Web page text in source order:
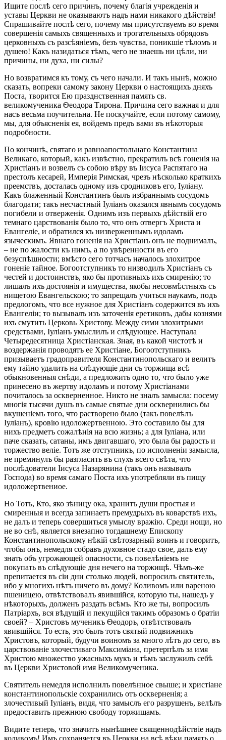
Ищите послѣ сего причинъ, почему благія учрежденія и
уставы Церкви не оказываютъ надъ нами никакого дѣйствія!
Спрашивайте послѣ сего, почему мы присутствуемъ во время
совершенія самыхъ священныхъ и трогательныхъ обрядовъ
церковныхъ съ разсѣяніемъ, безъ чувства, поникшіе тѣломъ и
душею! Какъ назидаться тѣмъ, чего не знаешь ни цѣли, ни
причины, ни духа, ни силы?
Но возвратимся къ тому, съ чего начали. И такъ нынѣ, можно
сказать, вопреки самому закону Церкви о настоящихъ дняхъ
Поста, творится Ею празднственная память св.
великомученика Ѳеодора Тирона. Причина сего важная и для
насъ весьма поучительна. Не поскучайте, если потому самому,
мы, для объясненія ея, войдемъ предъ вами въ нѣкоторыя
подробности.
По кончинѣ, святаго и равноапостольнаго Константина
Великаго, который, какъ извѣстно, прекратилъ всѣ гоненія на
Христіанъ и возвелъ съ собою вѣру въ Іисуса Распятаго на
престолъ кесарей, Имперія Римская, чрезъ нѣсколько краткихъ
преемствъ, досталась одному изъ сродниковъ его, Іуліану.
Какъ блаженный Константинъ былъ избраннымъ сосудомъ
благодати; такъ несчастный Іуліанъ оказался явнымъ сосудомъ
погибели и отверженія. Однимъ изъ первыхъ дѣйствій его
темнаго царствованія было то, что онъ отвергъ Христа и
Евангеліе, и обратился къ низверженнымъ идоламъ
языческимъ. Явнаго гоненія на Христіанъ онъ не поднималъ,
– не по жалости къ нимъ, а по увѣренности въ его
безуспѣшности; вмѣсто сего тотчасъ началось злохитрое
гоненіе тайное. Богоотступникъ то низводилъ Христіанъ съ
честей и достоинствъ, яко бы противныхъ ихъ смиренію; то
лишалъ ихъ достоянія и имущества, якобы несовмѣстныхъ съ
нищетою Евангельскою; то запрещалъ учиться наукамъ, подъ
предлогомъ, что все нужное для Христіанъ содержится въ ихъ
Евангеліи; то вызывалъ изъ заточенія еретиковъ, дабы кознями
ихъ смутить Церковь Христову. Между сими злохитрыми
средствами, Іуліанъ умыслилъ и слѣдующее. Наступала
Четыредесятница Христіанская. Зная, въ какой чистотѣ и
воздержанія проводятъ ее Христіане, Богоотступникъ
призываетъ градоправителя Константинопольскаго и велитъ
ему тайно удалить на слѣдующіе дни съ торжища всѣ
обыкновенныя снѣди, а предложить одно то, что было уже
принесено въ жертву идоламъ и потому Христіанами
почиталось за оскверненное. Никто не зналъ замысла: посему
многія тысячи душъ въ самые святые дни осквернились бы
вкушеніемъ того, что растворено было (такъ повелѣлъ
Іуліанъ), кровію идоложертвенною. Это составило бы для
нихъ предметъ сожалѣнія на всю жизнь; а для Іуліана, или
паче сказать, сатаны, имъ двигавшаго, это была бы радость и
торжество веліе. Тотъ же отступникъ, по исполненіи замысла,
не преминулъ бы разгласить въ слухъ всего свѣта, что
послѣдователи Іисуса Назарянина (такъ онъ называлъ
Господа) во время самаго Поста ихъ употребляли въ пищу
идоложертвениое.
Но Тотъ, Кто, яко зѣницу ока, хранитъ души простыя и
смиренныя и всегда запинаетъ премудрыхъ въ коварствѣ ихъ,
не далъ и теперь совершиться умыслу вражію. Среди нощи, но
не во снѣ, является внезапно тогдашнему Епископу
Константинопольскому нѣкій свѣтозарный воинъ и говоритъ,
чтобы онъ, немедля собравъ духовное стадо свое, далъ ему
знать объ угрожающей опасности, съ повелѣніемъ не
покупать въ слѣдующіе дня нечего на торжищѣ. Чѣмъ-же
препитается въ сіи дни столько людей, вопросилъ святитель,
ибо у многихъ нѣтъ ничего въ дому? Коливомъ или вареною
пшеницею, отвѣтствовалъ явившійся, которую ты, нашедъ у
нѣкоторыхъ, долженъ раздать всѣмъ. Кто же ты, вопросилъ
Патріархъ, вся вѣдущій и пекущійся такимъ образомъ о братіи
своей? – Христовъ мученикъ Ѳеодоръ, отвѣтствовалъ
явившійся. То есть, это былъ тотъ святый подвижникъ
Христовъ, который, будучи воиномъ за много лѣтъ до сего, въ
царствованіе злочестиваго Максиміана, претерпѣлъ за имя
Христою множество ужасныхъ мукъ и тѣмъ заслужилъ себѣ
въ Церкви Христовой имя Великомученика.
Святитель немедля исполнилъ повелѣнное свыше; и христіане
константинопольскіе сохранились отъ оскверненія; а
злочестивый Іуліанъ, видя, что замыслъ его разрушенъ, велѣлъ
предоставить прежнюю свободу торжищамъ.
Видите теперь, что значитъ нынѣшнее священнодѣйствіе надъ
коливомъ! Имъ сохраняется въ Церкви на всѣ вѣки память о